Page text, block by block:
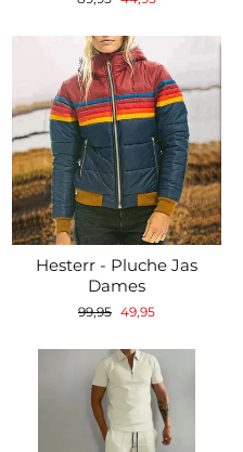
Hesterr - Pluche Jas
Dames
Normale
99,95 Verkoopprijs
49,95